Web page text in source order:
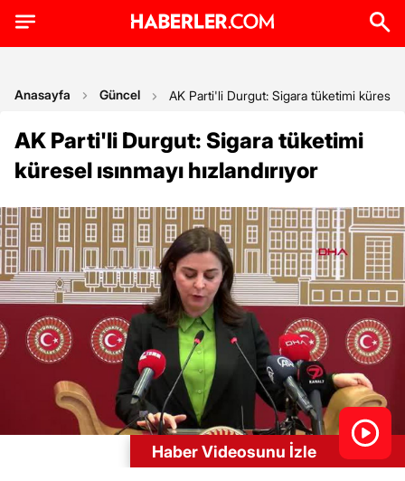
Anasayfa Güncel AK Parti'li Durgut: Sigara tüketimi küresel
AK Parti'li Durgut: Sigara tüketimi
küresel ısınmayı hızlandırıyor
Haber Videosunu İzle